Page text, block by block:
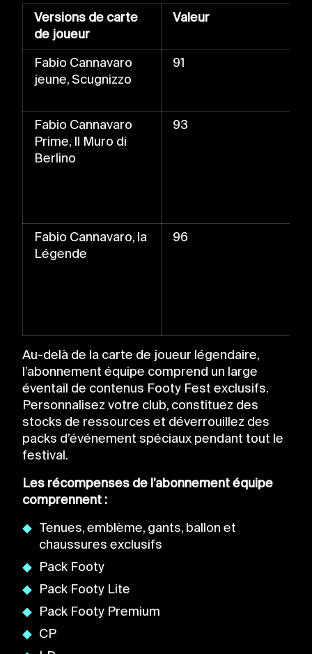
Versions de carte
de joueur
Valeur
Fabio Cannavaro
jeune, Scugnizzo
91
Fabio Cannavaro
Prime, Il Muro di
Berlino
93
Fabio Cannavaro, la
Légende
96
Au-delà de la carte de joueur légendaire,
l’abonnement équipe comprend un large
éventail de contenus Footy Fest exclusifs.
Personnalisez votre club, constituez des
stocks de ressources et déverrouillez des
packs d’événement spéciaux pendant tout le
festival.
Les récompenses de l’abonnement équipe
comprennent :
Tenues, emblème, gants, ballon et
chaussures exclusifs
Pack Footy
Pack Footy Lite
Pack Footy Premium
CP